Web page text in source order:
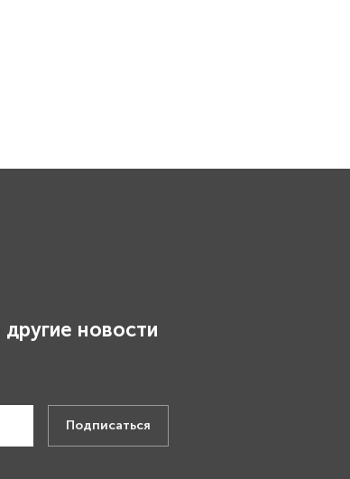
новости
Подписаться